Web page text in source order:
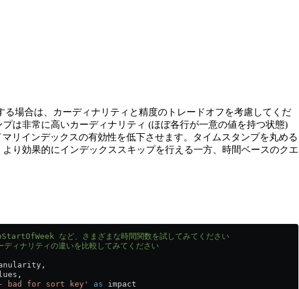
る場合は、カーディナリティと精度のトレードオフを考慮してくだ
は非常に高いカーディナリティ (ほぼ各行が一意の値を持つ状態)
リインデックスの有効性を低下させます。タイムスタンプを丸める
り効果的にインデックススキップを行える一方、時間ベースのクエ
など、さまざまな時間関数を試してみてください
ィナリティの違いを比較してみてください
bad for sort key'
as impact